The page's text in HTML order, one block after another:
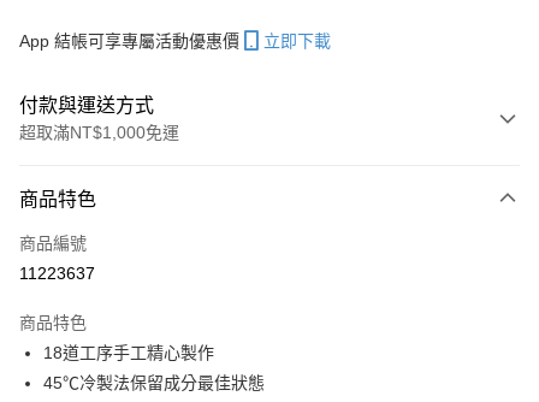
App 結帳可享專屬活動優惠價 立即下載
付款與運送方式
超取滿NT$1,000免運
信用卡一次付款
LINE Pay
街口支付
悠遊付
商品特色
商品編號
11223637
商品特色
18道工序手工精心製作
45℃冷製法保留成分最佳狀態